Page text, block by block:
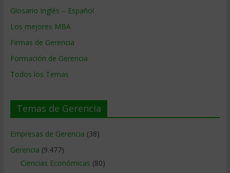
Glosario Inglés – Español
Los mejores MBA
Firmas de Gerencia
Formación de Gerencia
Todos los Temas
Temas de Gerencia
Empresas de Gerencia (38)
Gerencia (9.477)
Ciencias Económicas (80)